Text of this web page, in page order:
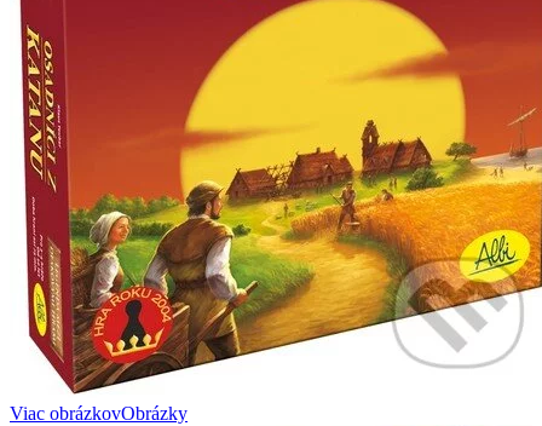
Viac obrázkovObrázky